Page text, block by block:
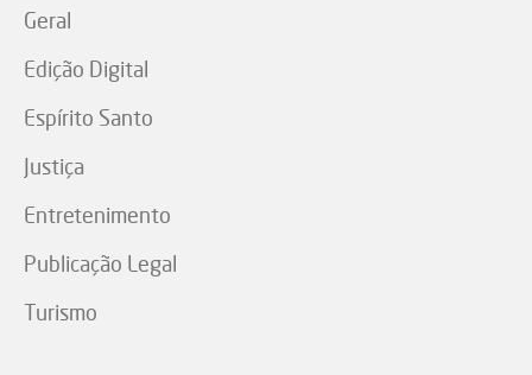
Geral
Edição Digital
Espírito Santo
Justiça
Entretenimento
Publicação Legal
Turismo